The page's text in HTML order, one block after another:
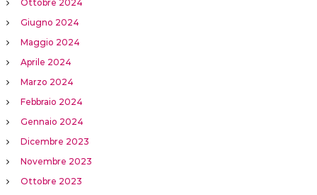
Ottobre 2024
Giugno 2024
Maggio 2024
Aprile 2024
Marzo 2024
Febbraio 2024
Gennaio 2024
Dicembre 2023
Novembre 2023
Ottobre 2023